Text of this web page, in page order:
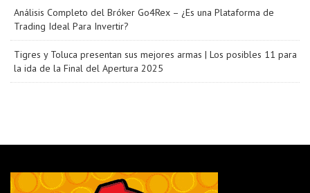
Análisis Completo del Bróker Go4Rex – ¿Es una Plataforma de
Trading Ideal Para Invertir?
Tigres y Toluca presentan sus mejores armas | Los posibles 11 para
la ida de la Final del Apertura 2025